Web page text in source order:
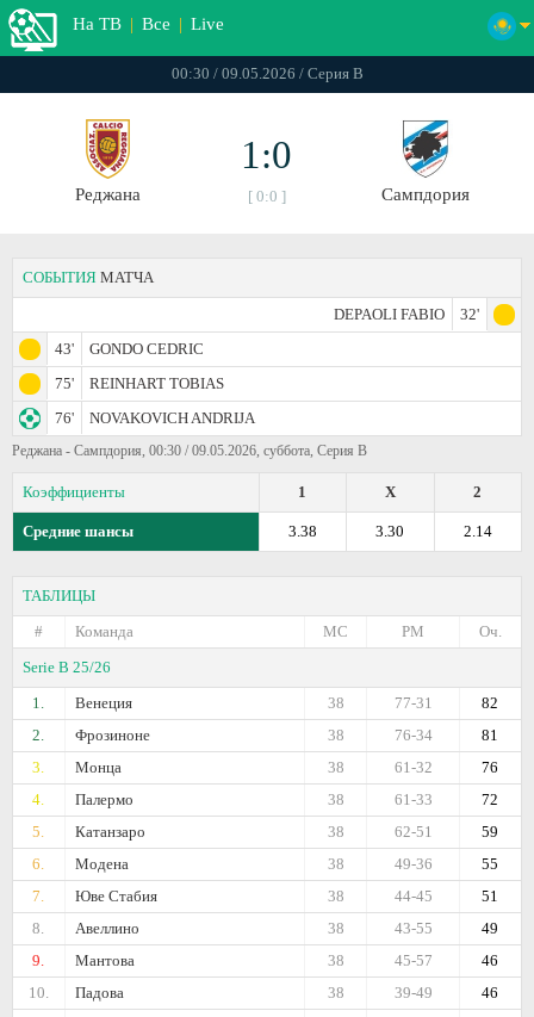
На ТВ | Все | Live
00:30 / 09.05.2026 / Серия В
Реджана
1:0
[ 0:0 ] Сампдория
СОБЫТИЯ МАТЧА
DEPAOLI FABIO
32'
43'
GONDO CEDRIC
75'
REINHART TOBIAS
76'
NOVAKOVICH ANDRIJA
Реджана - Сампдория, 00:30 / 09.05.2026, суббота, Серия В
Коэффициенты 2
X
1
Средние шансы 2.14
3.30
3.38
ТАБЛИЦЫ
#
Команда Оч.
РМ
МС
Serie B 25/26
1.
Венеция 82
77-31
38
2.
Фрозиноне 81
76-34
38
3.
Монца 76
61-32
38
4.
Палермо 72
61-33
38
5.
Катанзаро 59
62-51
38
6.
Модена 55
49-36
38
7.
Юве Стабия 51
44-45
38
8.
Авеллино 49
43-55
38
9.
Мантова 46
45-57
38
10.
Падова 46
39-49
38